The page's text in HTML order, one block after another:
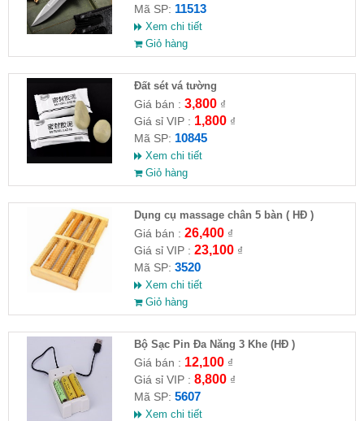
Mã SP: 11513
Xem chi tiết
Giỏ hàng
Đất sét vá tường
Giá bán : 3,800₫
Giá sỉ VIP : 1,800₫
Mã SP: 10845
Xem chi tiết
Giỏ hàng
Dụng cụ massage chân 5 bàn ( HĐ )
Giá bán : 26,400₫
Giá sỉ VIP : 23,100₫
Mã SP: 3520
Xem chi tiết
Giỏ hàng
Bộ Sạc Pin Đa Năng 3 Khe (HĐ )
Giá bán : 12,100₫
Giá sỉ VIP : 8,800₫
Mã SP: 5607
Xem chi tiết